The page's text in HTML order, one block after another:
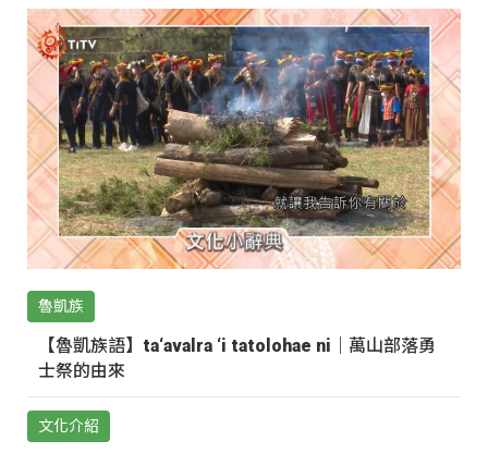
魯凱族
【魯凱族語】ta‘avalra ‘i tatolohae ni｜萬山部落勇
士祭的由來
文化介紹